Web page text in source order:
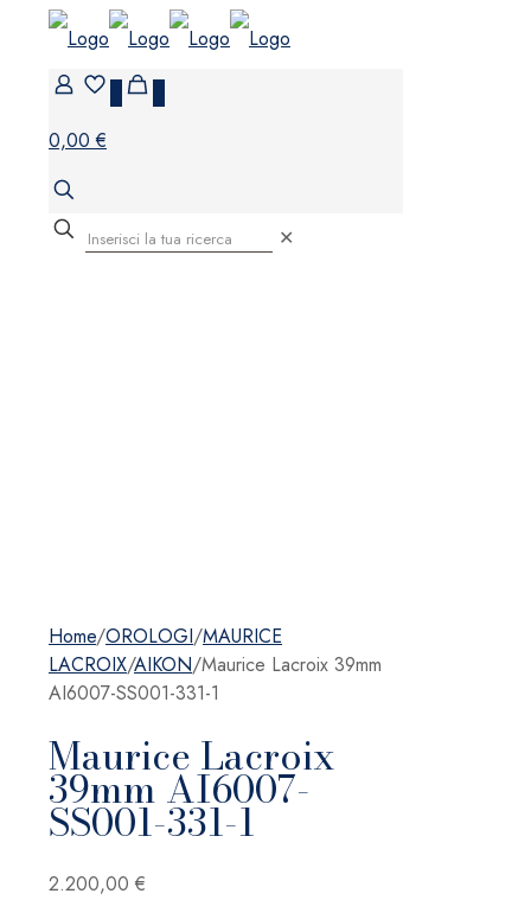
0,00 €
✕
Home/OROLOGI/MAURICE
LACROIX/AIKON/Maurice Lacroix 39mm
AI6007-SS001-331-1
Maurice Lacroix
39mm AI6007-
SS001-331-1
2.200,00 €